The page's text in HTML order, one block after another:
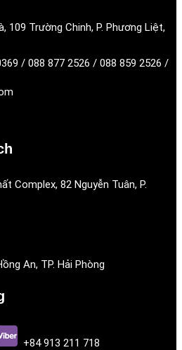
109 Trường Chinh, P. Phương Liệt,
/ 088 877 2526 / 088 859 2526 /
Complex, 82 Nguyễn Tuân, P.
An, TP. Hải Phòng
+84 913 211 718